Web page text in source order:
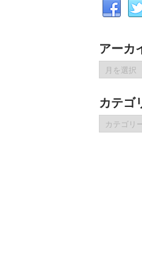
アーカ
ア
ー
イ
ブ
カテゴ
テ